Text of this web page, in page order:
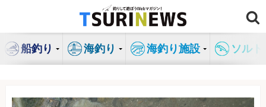
ン
船釣り 海釣り 海釣り施設 ソル